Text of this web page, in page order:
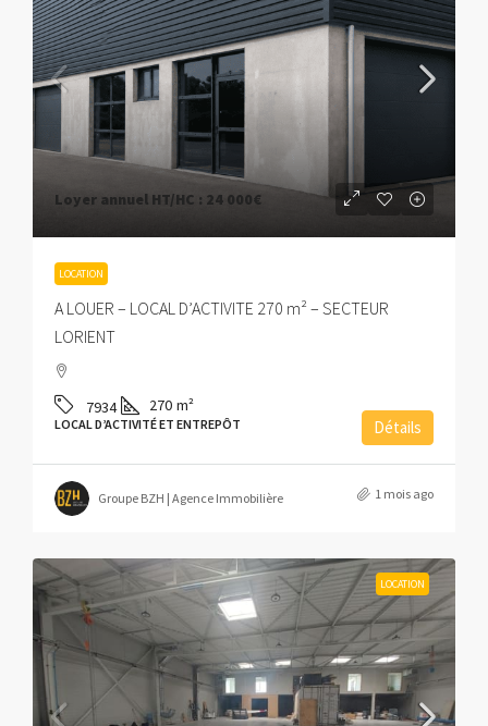
Loyer annuel HT/HC : 24 000€
LOCATION
A LOUER – LOCAL D’ACTIVITE 270 m² – SECTEUR
LORIENT
7934 270 m²
LOCAL D’ACTIVITÉ ET ENTREPÔT Détails
Groupe BZH | Agence Immobilière 1 mois ago
LOCATION